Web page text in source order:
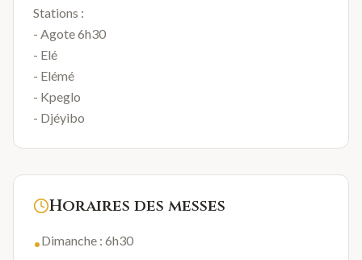
Stations :
- Agote 6h30
- Elé
- Elémé
- Kpeglo
- Djéyibo
Horaires des messes
•Dimanche : 6h30